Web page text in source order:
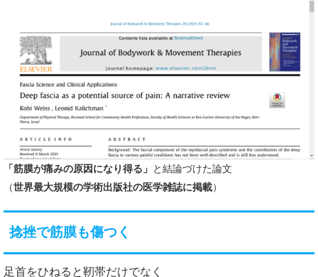
「筋膜が痛みの原因になり得る」 と結論づけた論文
（世界最大規模の学術出版社の医学雑誌に掲載）
捻挫で筋膜も傷つく
足首をひねると靭帯だけでなく